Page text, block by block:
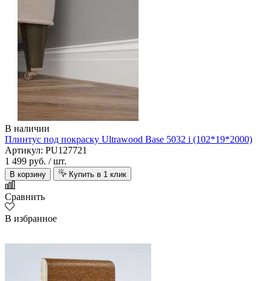
В наличии
Плинтус под покраску Ultrawood Base 5032 i (102*19*2000)
Артикул: PU127721
1 499 руб. / шт.
В корзину Купить в 1 клик
Сравнить
В избранное